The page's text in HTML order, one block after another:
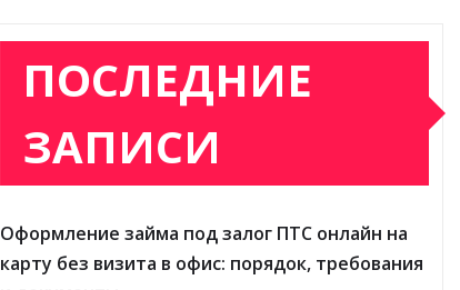
ПОСЛЕДНИЕ
ЗАПИСИ
Оформление займа под залог ПТС онлайн на
карту без визита в офис: порядок, требования